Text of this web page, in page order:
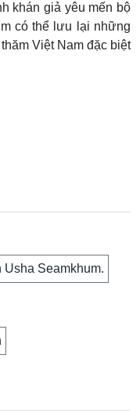
khán giả yêu mến bộ
có thể lưu lại những
Việt Nam đặc biệt
Usha Seamkhum.